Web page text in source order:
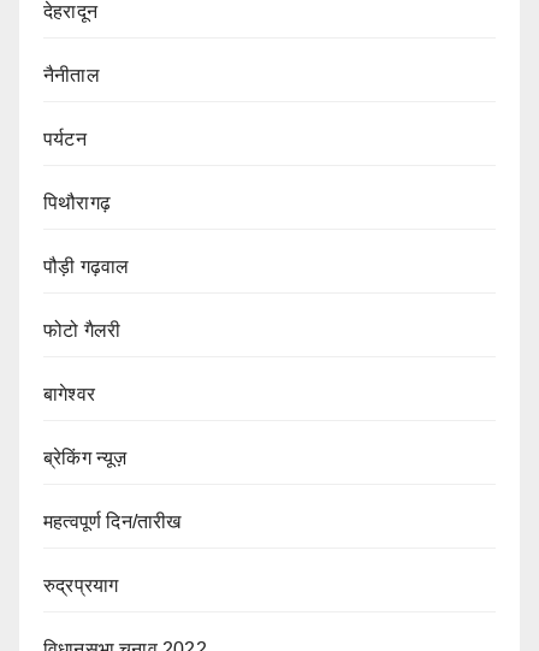
देहरादून
नैनीताल
पर्यटन
पिथौरागढ़
पौड़ी गढ़वाल
फोटो गैलरी
बागेश्वर
ब्रेकिंग न्यूज़
महत्वपूर्ण दिन/तारीख
रुद्रप्रयाग